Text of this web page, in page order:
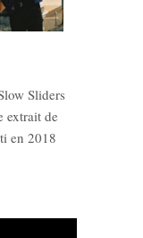
Sliders
extrait de
en 2018